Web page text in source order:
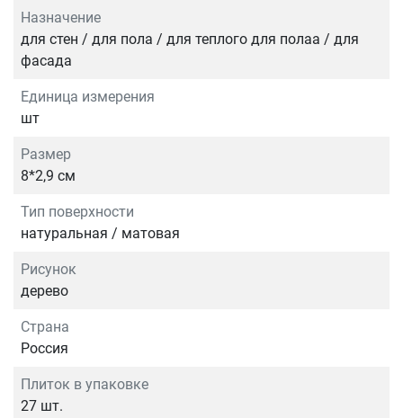
Назначение
для стен / для пола / для теплого для полаа / для
фасада
Единица измерения
шт
Размер
8*2,9 см
Тип поверхности
натуральная / матовая
Рисунок
дерево
Страна
Россия
Плиток в упаковке
27 шт.